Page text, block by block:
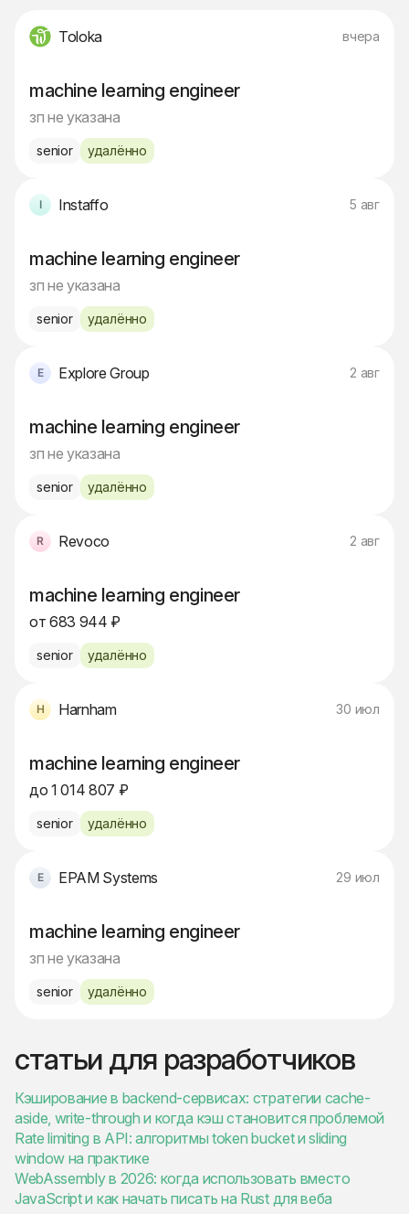
Toloka вчера
machine learning engineer
зп не указана
senior удалённо
Instaffo 5 авг
machine learning engineer
зп не указана
senior удалённо
Explore Group 2 авг
machine learning engineer
зп не указана
senior удалённо
Revoco 2 авг
machine learning engineer
от 683 944 ₽
senior удалённо
Harnham 30 июл
machine learning engineer
до 1 014 807 ₽
senior удалённо
EPAM Systems 29 июл
machine learning engineer
зп не указана
senior удалённо
статьи для разработчиков
Кэширование в backend-сервисах: стратегии cache-
aside, write-through и когда кэш становится проблемой
Rate limiting в API: алгоритмы token bucket и sliding
window на практике
WebAssembly в 2026: когда использовать вместо
JavaScript и как начать писать на Rust для веба